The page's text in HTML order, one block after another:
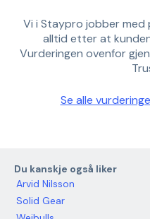
Vi i Staypro jobber
alltid etter at
Vurderingen ovenfor
Se alle
Du kanskje også liker
Arvid Nilsson
Solid Gear